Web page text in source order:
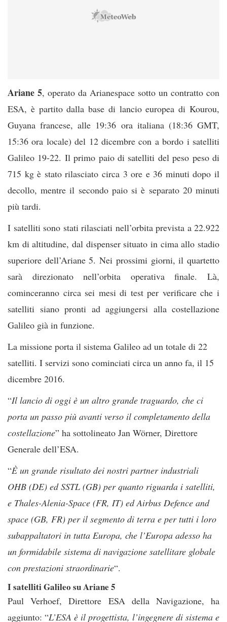
Ariane 5, operato da Arianespace sotto un contratto con
ESA, è partito dalla base di lancio europea di Kourou,
Guyana francese, alle 19:36 ora italiana (18:36 GMT,
15:36 ora locale) del 12 dicembre con a bordo i satelliti
Galileo 19-22. Il primo paio di satelliti del peso peso di
715 kg è stato rilasciato circa 3 ore e 36 minuti dopo il
decollo, mentre il secondo paio si è separato 20 minuti
più tardi.
I satelliti sono stati rilasciati nell’orbita prevista a 22.922
km di altitudine, dal dispenser situato in cima allo stadio
superiore dell’Ariane 5. Nei prossimi giorni, il quartetto
sarà direzionato nell’orbita operativa finale. Là,
cominceranno circa sei mesi di test per verificare che i
satelliti siano pronti ad aggiungersi alla costellazione
Galileo già in funzione.
La missione porta il sistema Galileo ad un totale di 22
satelliti. I servizi sono cominciati circa un anno fa, il 15
dicembre 2016.
“Il lancio di oggi è un altro grande traguardo, che ci
porta un passo più avanti verso il completamento della
costellazione” ha sottolineato Jan Wörner, Direttore
Generale dell’ESA.
“È un grande risultato dei nostri partner industriali
OHB (DE) ed SSTL (GB) per quanto riguarda i satelliti,
e Thales-Alenia-Space (FR, IT) ed Airbus Defence and
space (GB, FR) per il segmento di terra e per tutti i loro
subappaltatori in tutta Europa, che l’Europa adesso ha
un formidabile sistema di navigazione satellitare globale
con prestazioni straordinarie“.
I satelliti Galileo su Ariane 5
Paul Verhoef, Direttore ESA della Navigazione, ha
aggiunto: “L’ESA è il progettista, l’ingegnere di sistema e